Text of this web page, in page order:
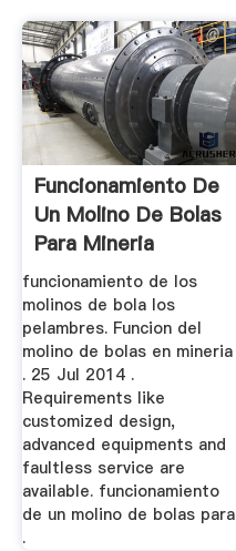
Funcionamiento De
Un Molino De Bolas
Para Mineria
funcionamiento de los
molinos de bola los
pelambres. Funcion del
molino de bolas en mineria
. 25 Jul 2014 .
Requirements like
customized design,
advanced equipments and
faultless service are
available. funcionamiento
de un molino de bolas para
.